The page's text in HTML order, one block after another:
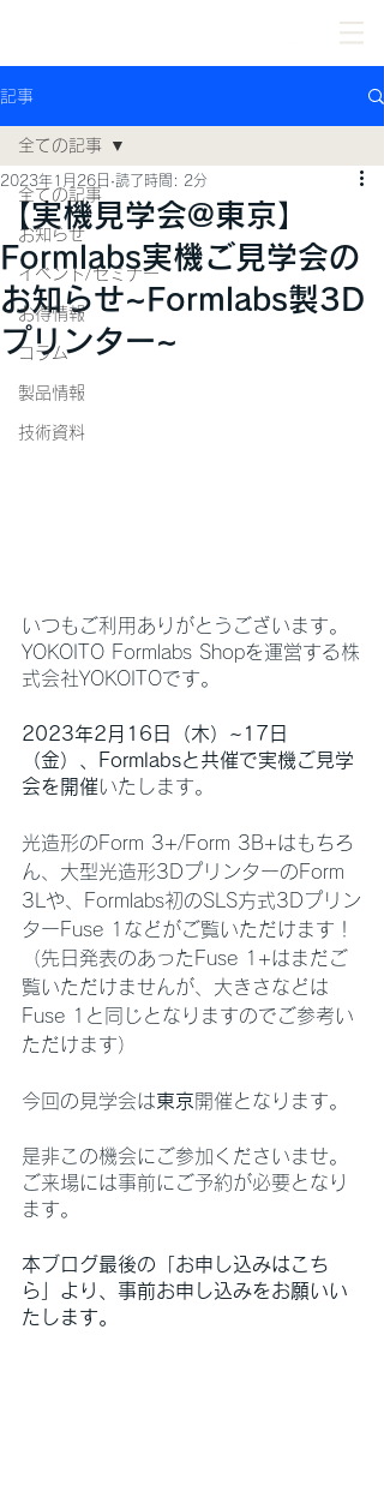
記事
全ての記事
お知らせ
イベント/セミナー
お得情報
コラム
製品情報
技術資料
全ての記事
【実機見学会@東京】
Formlabs実機ご見学会の
お知らせ~Formlabs製3D
プリンター~
2023年1月26日 読了時間: 2分
いつもご利用ありがとうございます。
YOKOITO Formlabs Shopを運営する株
式会社YOKOITOです。
2023年2月16日（木）~17日
（金）、Formlabsと共催で実機ご見学
会を開催いたします。
光造形のForm 3+/Form 3B+はもちろ
ん、大型光造形3DプリンターのForm
3Lや、Formlabs初のSLS方式3Dプリン
ターFuse 1などがご覧いただけます！
（先日発表のあったFuse 1+はまだご
覧いただけませんが、大きさなどは
Fuse 1と同じとなりますのでご参考い
ただけます）
今回の見学会は東京開催となります。
是非この機会にご参加くださいませ。
ご来場には事前にご予約が必要となり
ます。
本ブログ最後の「お申し込みはこち
ら」より、事前お申し込みをお願いい
たします。